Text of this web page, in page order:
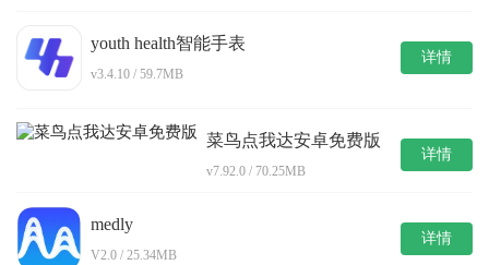
youth health智能手表
v3.4.10 / 59.7MB
详情
菜鸟点我达安卓免费版
v7.92.0 / 70.25MB
详情
medly
V2.0 / 25.34MB
详情